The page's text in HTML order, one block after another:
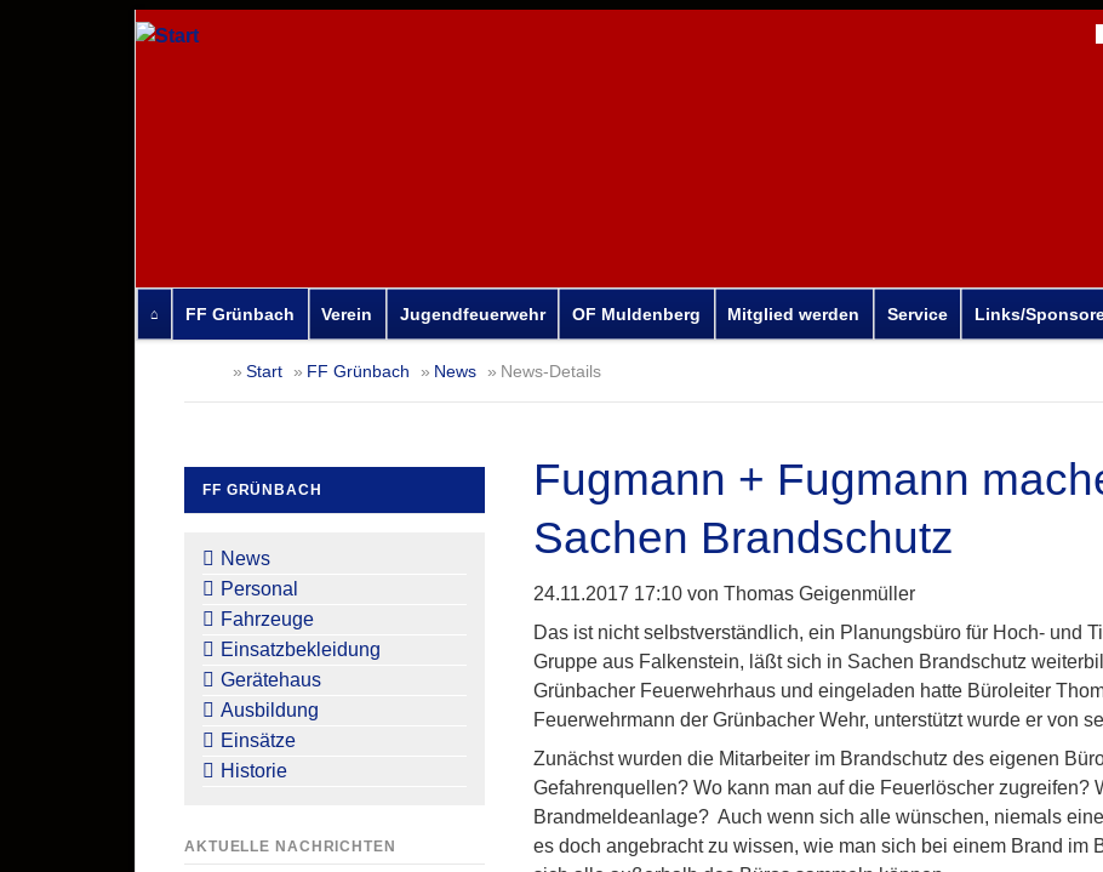
FF Grünbach Verein Jugendfeuerwehr OF Muldenberg Mitglied werden Service Links/
überspringen
Start FF Grünbach News News-Details
Fugmann + Fugmann
Sachen Brandschutz
24.11.2017 17:10 von Thomas Geigenmüller
Das ist nicht selbstverständlich, ein Planungsbüro für Hoch- und
Gruppe aus Falkenstein, läßt sich in Sachen Brandschutz
Grünbacher Feuerwehrhaus und eingeladen hatte Büroleiter
Feuerwehrmann der Grünbacher Wehr, unterstützt wurde er von
Zunächst wurden die Mitarbeiter im Brandschutz des eigenen
Gefahrenquellen? Wo kann man auf die Feuerlöscher zugreifen?
Brandmeldeanlage? Auch wenn sich alle wünschen, niemals
es doch angebracht zu wissen, wie man sich bei einem Brand im
FF GRÜNBACH
überspringen
News
Personal
Fahrzeuge
Einsatzbekleidung
Gerätehaus
Ausbildung
Einsätze
Historie
AKTUELLE NACHRICHTEN